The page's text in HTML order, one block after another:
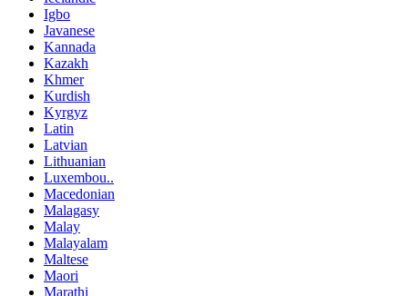
Igbo
Javanese
Kannada
Kazakh
Khmer
Kurdish
Kyrgyz
Latin
Latvian
Lithuanian
Luxembou..
Macedonian
Malagasy
Malay
Malayalam
Maltese
Maori
Marathi